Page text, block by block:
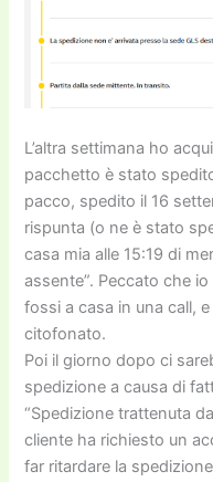
L’altra settimana ho
pacchetto è stato
pacco, spedito il 16
rispunta (o ne è stato
casa mia alle 15:19 di
assente”. Peccato che
fossi a casa in una call,
citofonato.
Poi il giorno dopo ci
spedizione a causa di
“Spedizione trattenuta
cliente ha richiesto un
far ritardare la